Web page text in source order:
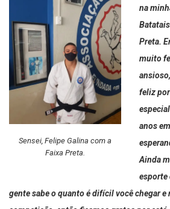
Sensei, Felipe Galina com a
Faixa Preta.
na
Preta.
muito
feliz
anos
Ainda
esporte
gente sabe o quanto é difícil você chegar e